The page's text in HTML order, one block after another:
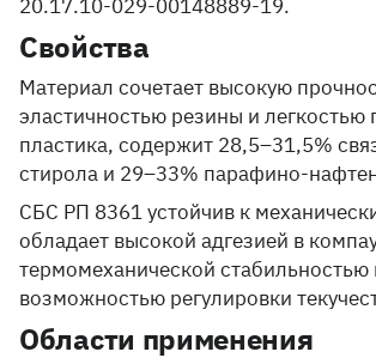
20.17.10-029-00148889-19.
Свойства
Материал сочетает высокую
эластичностью резины и легкостью
пластика, содержит 28,5–31,5%
стирола и 29–33% парафино-
СБС РП 8361 устойчив к
обладает высокой адгезией в
термомеханической стабильностью
возможностью регулировки
Области применения